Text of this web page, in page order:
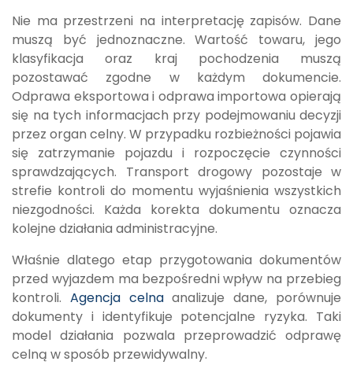
Nie ma przestrzeni na interpretację zapisów. Dane
muszą być jednoznaczne. Wartość towaru, jego
klasyfikacja oraz kraj pochodzenia muszą
pozostawać zgodne w każdym dokumencie.
Odprawa eksportowa i odprawa importowa opierają
się na tych informacjach przy podejmowaniu decyzji
przez organ celny. W przypadku rozbieżności pojawia
się zatrzymanie pojazdu i rozpoczęcie czynności
sprawdzających. Transport drogowy pozostaje w
strefie kontroli do momentu wyjaśnienia wszystkich
niezgodności. Każda korekta dokumentu oznacza
kolejne działania administracyjne.
Właśnie dlatego etap przygotowania dokumentów
przed wyjazdem ma bezpośredni wpływ na przebieg
kontroli. Agencja celnaanalizuje dane, porównuje
dokumenty i identyfikuje potencjalne ryzyka. Taki
model działania pozwala przeprowadzić odprawę
celną w sposób przewidywalny.